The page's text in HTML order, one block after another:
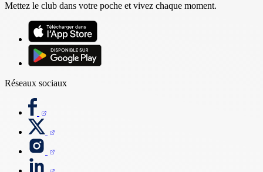
Mettez le club dans votre poche et vivez chaque moment.
Réseaux sociaux